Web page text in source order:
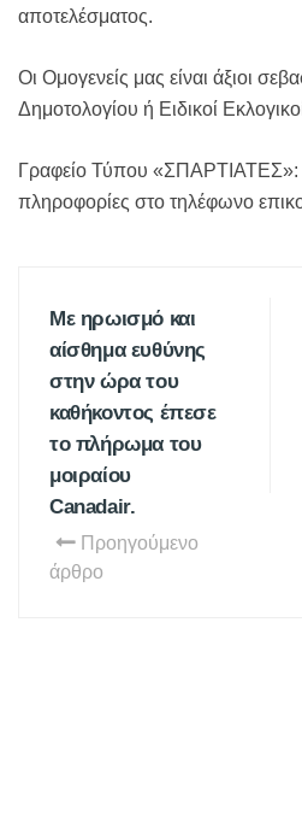
αποτελέσματος.
Οι Ομογενείς μας είναι άξιοι
Δημοτολογίου ή Ειδικοί
Γραφείο Τύπου «ΣΠΑΡΤΙΑΤΕΣ»:
πληροφορίες στο τηλέφωνο
Με ηρωισμό και
αίσθημα ευθύνης
στην ώρα του
καθήκοντος έπεσε
το πλήρωμα του
μοιραίου
Canadair.
Προηγούμενο
άρθρο